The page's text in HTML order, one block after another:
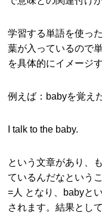
学習する単語を使っ
葉が入っているので
を具体的にイメージ
例えば：babyを覚え
I talk to the baby.
という文章があり、
ているんだなという
=人 となり、babyと
されます。結果とし